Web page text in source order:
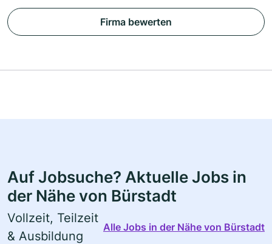
Firma bewerten
Auf Jobsuche? Aktuelle Jobs in
der Nähe von Bürstadt
Vollzeit, Teilzeit
& Ausbildung
Alle Jobs in der Nähe von Bürstadt